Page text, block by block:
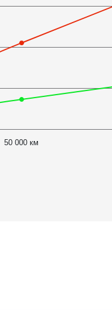
50 000 км